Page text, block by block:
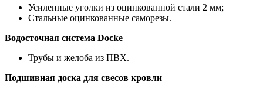
Усиленные уголки из оцинкованной стали 2 мм;
Стальные оцинкованные саморезы.
Водосточная система Docke
Трубы и желоба из ПВХ.
Подшивная доска для свесов кровли